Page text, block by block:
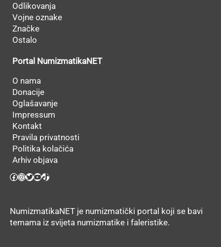
Odlikovanja
Vojne oznake
Značke
Ostalo
Portal NumizmatikaNET
O nama
Donacije
Oglašavanje
Impressum
Kontakt
Pravila privatnosti
Politika kolačića
Arhiv objava
Facebook
Instagram
Twitter
YouTube
TikTok
NumizmatikaNET je numizmatički portal koji se bavi
temama iz svijeta numizmatike i faleristike.